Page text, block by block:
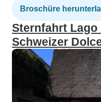
Broschüre
Sternfahrt Lago
Schweizer